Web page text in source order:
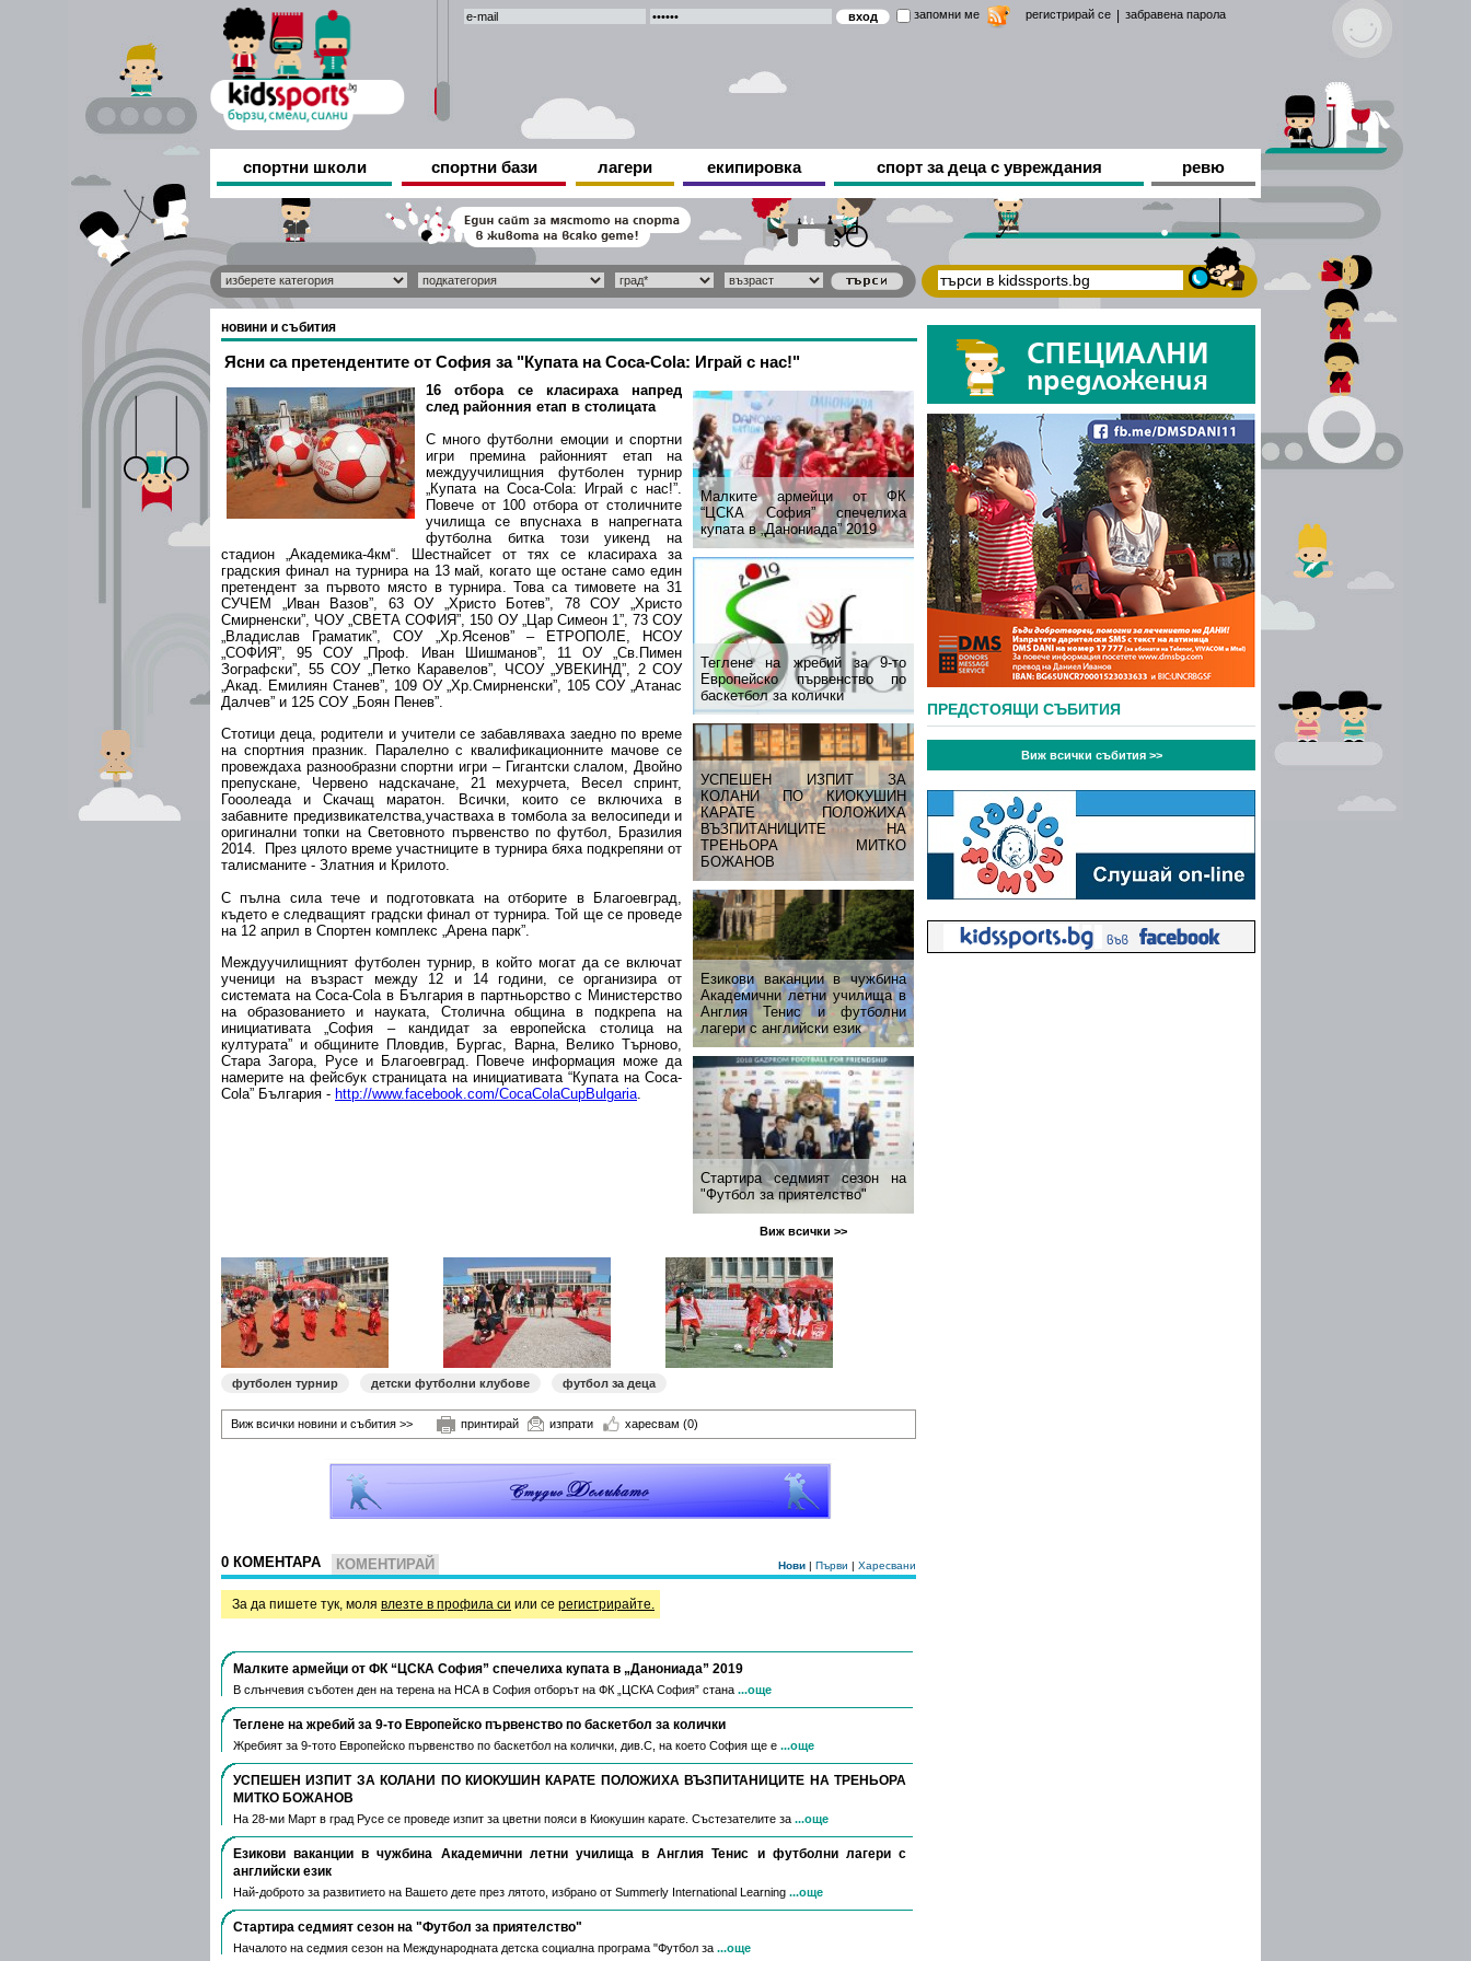
запомни ме регистрирай се забравена парола
спортни школи спортни бази лагери екипировка спорт за деца с увреждания ревю
новини и събития
Ясни са претендентите от София за "Купата на Coca-Cola: Играй с нас!"
Малките армейци от ФК
“ЦСКА София” спечелиха
купата в „Данониада” 2019
Теглене на жребий за 9-то
Европейско първенство по
баскетбол за колички
УСПЕШЕН ИЗПИТ ЗА
КОЛАНИ ПО КИОКУШИН
КАРАТЕ ПОЛОЖИХА
ВЪЗПИТАНИЦИТЕ НА
ТРЕНЬОРА МИТКО
БОЖАНОВ
Езикови ваканции​ в чужбина
Академични летни училища в
Англия Тенис и футболни
лагери с английски език
Стартира седмият сезон на
"Футбол за приятелство"
Виж всички >>
16 отбора се класираха напред
след районния етап в столицата
С много футболни емоции и спортни
игри премина районният етап на
междуучилищния футболен турнир
„Купата на Coca-Cola: Играй с нас!”.
Повече от 100 отбора от столичните
училища се впуснаха в напрегната
футболна битка този уикенд на
стадион „Академика-4км“. Шестнайсет от тях се класираха за
градския финал на турнира на 13 май, когато ще остане само един
претендент за първото място в турнира. Това са тимовете на 31
СУЧЕМ „Иван Вазов”, 63 ОУ „Христо Ботев”, 78 СОУ „Христо
Смирненски”, ЧОУ „СВЕТА СОФИЯ”, 150 ОУ „Цар Симеон 1”, 73 СОУ
„Владислав Граматик”, СОУ „Хр.Ясенов” – ЕТРОПОЛЕ, НСОУ
„СОФИЯ”, 95 СОУ „Проф. Иван Шишманов”, 11 ОУ „Св.Пимен
Зографски”, 55 СОУ „Петко Каравелов”, ЧСОУ „УВЕКИНД”, 2 СОУ
„Акад. Емилиян Станев”, 109 ОУ „Хр.Смирненски”, 105 СОУ „Атанас
Далчев” и 125 СОУ „Боян Пенев”.
Стотици деца, родители и учители се забaвляваха заеднo по време
на спортния празник. Паралелно с квалификационните мачове се
провеждаха разнообразни спортни игри – Гигантски слалом, Двойно
препускане, Червено надскачане, 21 мехурчета, Весел спринт,
Гооолеада и Скачащ маратон. Всички, които се включиха в
забавните предизвикателства,участваха в томбола за велосипеди и
оригинални топки на Световното първенство по футбол, Бразилия
2014. През цялото време участниците в турнира бяха подкрепяни от
талисманите - Златния и Крилото.
С пълна сила тече и подготовката на отборите в Благоевград,
където е следващият градски финал от турнира. Той ще се проведе
на 12 април в Спортен комплекс „Арена парк”.
Междуучилищният футболен турнир, в който могат да се включат
ученици на възраст между 12 и 14 години, се организира от
системата на Coca-Cola в България в партньорство с Министерство
на образованието и науката, Столична община в подкрепа на
инициативата „София – кандидат за европейска столица на
културата” и общините Пловдив, Бургас, Варна, Велико Търново,
Стара Загора, Русе и Благоевград. Повече информация може да
намерите на фейсбук страницата на инициативата “Купата на Coca-
Cola” България - http://www.facebook.com/CocaColaCupBulgaria.
футболен турнир детски футболни клубове футбол за деца
Виж всички новини и събития >> принтирай изпрати харесвам (0)
0 КОМЕНТАРА КОМЕНТИРАЙ Нови | Първи | Харесвани
За да пишете тук, моля влезте в профила си или се регистрирайте.
Малките армейци от ФК “ЦСКА София” спечелиха купата в „Данониада” 2019
В слънчевия съботен ден на терена на НСА в София отборът на ФК „ЦСКА София” стана ...още
Теглене на жребий за 9-то Европейско първенство по баскетбол за колички
Жребият за 9-тото Европейско първенство по баскетбол на колички, див.С, на което София ще е ...още
УСПЕШЕН ИЗПИТ ЗА КОЛАНИ ПО КИОКУШИН КАРАТЕ ПОЛОЖИХА ВЪЗПИТАНИЦИТЕ НА ТРЕНЬОРА
МИТКО БОЖАНОВ
На 28-ми Март в град Русе се проведе изпит за цветни пояси в Киокушин карате. Състезателите за ...още
Езикови ваканции​ в чужбина Академични летни училища в Англия Тенис и футболни лагери с
английски език
Най-доброто за развитието на Вашето дете през лятото, избрано от Summerly International Learning ...още
Стартира седмият сезон на "Футбол за приятелство"
Началото на седмия сезон на Международната детска социална програма "Футбол за ...още
ПРЕДСТОЯЩИ СЪБИТИЯ
Виж всички събития >>